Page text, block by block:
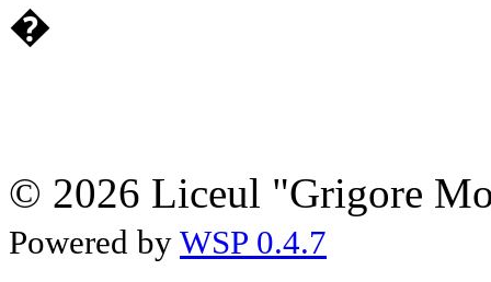
�
© 2026 Liceul "Grigore
Powered by WSP 0.4.7